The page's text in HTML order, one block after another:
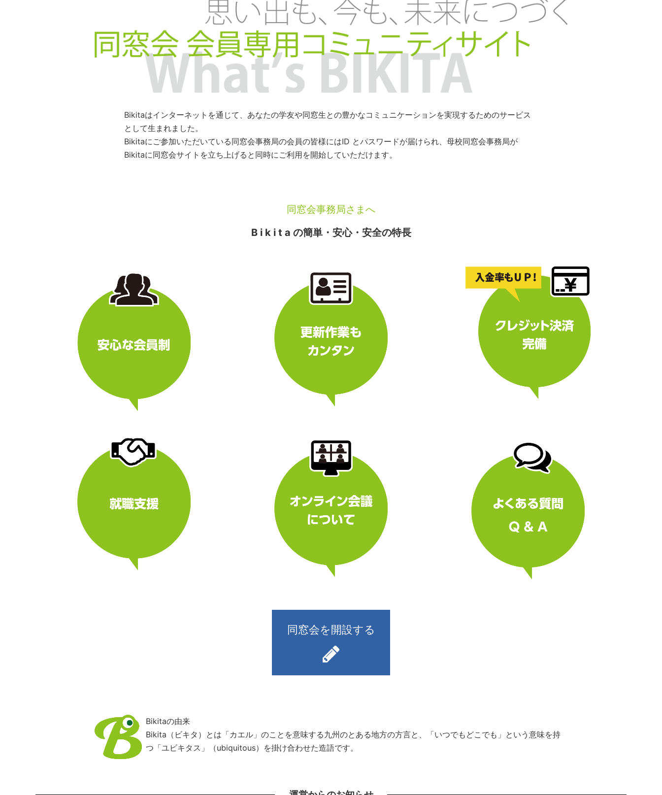
Bikitaはインターネットを通じて、あなたの学友や同窓生との豊かなコミュニケーションを実現するためのサービス
として生まれました。
Bikitaにご参加いただいている同窓会事務局の会員の皆様にはID とパスワードが届けられ、母校同窓会事務局が
Bikitaに同窓会サイトを立ち上げると同時にご利用を開始していただけます。
同窓会事務局さまへ
B i k i t a の簡単・安心・安全の特長
同窓会を開設する
Bikitaの由来
Bikita（ビキタ）とは「カエル」のことを意味する九州のとある地方の方言と、「いつでもどこでも」という意味を持
つ「ユビキタス」（ubiquitous）を掛け合わせた造語です。